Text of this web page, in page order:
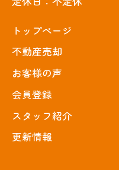
トップぺージ
不動産売却
お客様の声
会員登録
スタッフ紹介
更新情報